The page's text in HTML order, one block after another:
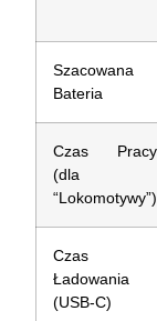
Szacowana
Bateria
Czas Pracy
(dla
“Lokomotywy”)
Czas
Ładowania
(USB-C)